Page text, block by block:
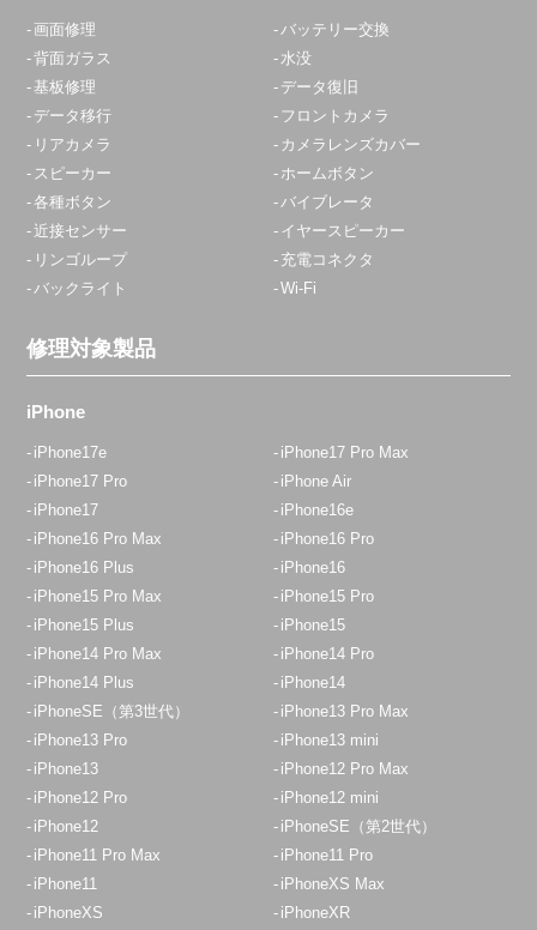
画面修理
バッテリー交換
背面ガラス
水没
基板修理
データ復旧
データ移行
フロントカメラ
リアカメラ
カメラレンズカバー
スピーカー
ホームボタン
各種ボタン
バイブレータ
近接センサー
イヤースピーカー
リンゴループ
充電コネクタ
バックライト
Wi-Fi
修理対象製品
iPhone
iPhone17e
iPhone17 Pro Max
iPhone17 Pro
iPhone Air
iPhone17
iPhone16e
iPhone16 Pro Max
iPhone16 Pro
iPhone16 Plus
iPhone16
iPhone15 Pro Max
iPhone15 Pro
iPhone15 Plus
iPhone15
iPhone14 Pro Max
iPhone14 Pro
iPhone14 Plus
iPhone14
iPhoneSE（第3世代）
iPhone13 Pro Max
iPhone13 Pro
iPhone13 mini
iPhone13
iPhone12 Pro Max
iPhone12 Pro
iPhone12 mini
iPhone12
iPhoneSE（第2世代）
iPhone11 Pro Max
iPhone11 Pro
iPhone11
iPhoneXS Max
iPhoneXS
iPhoneXR